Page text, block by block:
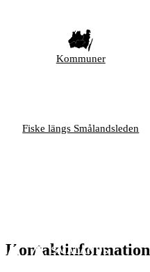
Kommuner
Fiske längs Smålandsleden
Kontaktinformation